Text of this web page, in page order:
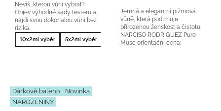
Nevíš, kterou vůni vybrat?
Objev výhodné sady testerů a
najdi svou dokonalou vůni bez
rizika.
10x2ml výběr 5x2ml výběr 10x2ml nejprodávanější
Jemná a elegantní pižmová
vůně, která podtrhuje
přirozenou ženskost a čistotu.
NARCISO RODRIGUEZ Pure
Musc orientační cena:
Dárkově baleno
Novinka
NAROZENINY